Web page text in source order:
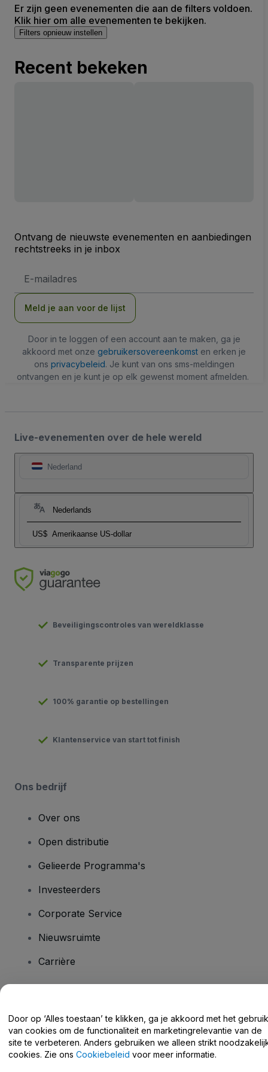
Er zijn geen evenementen die aan de filters voldoen.
Klik hier om alle evenementen te bekijken.
Filters opnieuw instellen
Recent bekeken
Ontvang de nieuwste evenementen en aanbiedingen
rechtstreeks in je inbox
mailadres
Meld je aan voor de lijst
Door in te loggen of een account aan te maken, ga je
akkoord met onze gebruikersovereenkomst en erken je
ons privacybeleid. Je kunt van ons sms-meldingen
ontvangen en je kunt je op elk gewenst moment afmelden.
Live-evenementen over de hele wereld
Nederland
Nederlands
US$ Amerikaanse US-dollar
Beveiligingscontroles van wereldklasse
Transparente prijzen
100% garantie op bestellingen
Klantenservice van start tot finish
Ons bedrijf
Over ons
Open distributie
Gelieerde Programma's
Investeerders
Corporate Service
Nieuwsruimte
Carrière
Helpcentrum / Neem Contact Met Ons Op
Door op ‘Alles toestaan’ te klikken, ga je akkoord met het gebruik
van cookies om de functionaliteit en marketingrelevantie van de
site te verbeteren. Anders gebruiken we alleen strikt
cookies. Zie ons Cookiebeleid voor meer informatie.